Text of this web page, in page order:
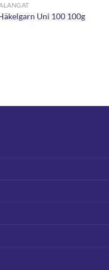
Uni 100 100g